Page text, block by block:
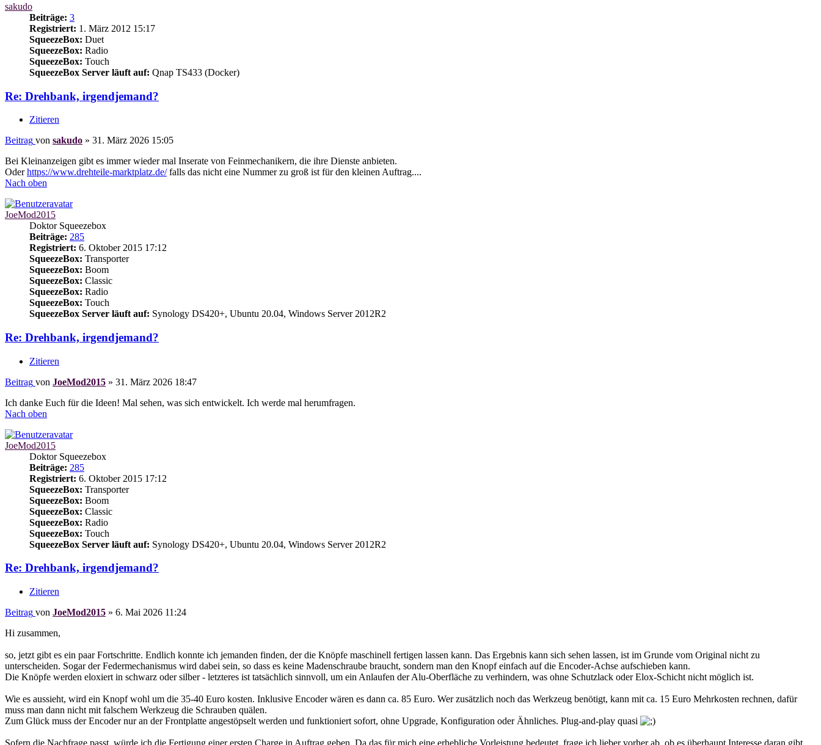
sakudo
Beiträge: 3
Registriert: 1. März 2012 15:17
SqueezeBox: Duet
SqueezeBox: Radio
SqueezeBox: Touch
SqueezeBox Server läuft auf: Qnap TS433 (Docker)
Re: Drehbank, irgendjemand?
Zitieren
Beitrag von sakudo » 31. März 2026 15:05
Bei Kleinanzeigen gibt es immer wieder mal Inserate von Feinmechanikern, die ihre Dienste anbieten.
Oderhttps://www.drehteile-marktplatz.de/falls das nicht eine Nummer zu groß ist für den kleinen Auftrag....
Nach oben
JoeMod2015
Doktor Squeezebox
Beiträge: 285
Registriert: 6. Oktober 2015 17:12
SqueezeBox: Transporter
SqueezeBox: Boom
SqueezeBox: Classic
SqueezeBox: Radio
SqueezeBox: Touch
SqueezeBox Server läuft auf: Synology DS420+, Ubuntu 20.04, Windows Server 2012R2
Re: Drehbank, irgendjemand?
Zitieren
Beitrag von JoeMod2015 » 31. März 2026 18:47
Ich danke Euch für die Ideen! Mal sehen, was sich entwickelt. Ich werde mal herumfragen.
Nach oben
JoeMod2015
Doktor Squeezebox
Beiträge: 285
Registriert: 6. Oktober 2015 17:12
SqueezeBox: Transporter
SqueezeBox: Boom
SqueezeBox: Classic
SqueezeBox: Radio
SqueezeBox: Touch
SqueezeBox Server läuft auf: Synology DS420+, Ubuntu 20.04, Windows Server 2012R2
Re: Drehbank, irgendjemand?
Zitieren
Beitrag von JoeMod2015 » 6. Mai 2026 11:24
Hi zusammen,
so, jetzt gibt es ein paar Fortschritte. Endlich konnte ich jemanden finden, der die Knöpfe maschinell fertigen lassen kann. Das Ergebnis kann sich sehen lassen, ist im Grunde vom Original nicht zu
unterscheiden. Sogar der Federmechanismus wird dabei sein, so dass es keine Madenschraube braucht, sondern man den Knopf einfach auf die Encoder-Achse aufschieben kann.
Die Knöpfe werden eloxiert in schwarz oder silber - letzteres ist tatsächlich sinnvoll, um ein Anlaufen der Alu-Oberfläche zu verhindern, was ohne Schutzlack oder Elox-Schicht nicht möglich ist.
Wie es aussieht, wird ein Knopf wohl um die 35-40 Euro kosten. Inklusive Encoder wären es dann ca. 85 Euro. Wer zusätzlich noch das Werkzeug benötigt, kann mit ca. 15 Euro Mehrkosten rechnen, dafür
muss man dann nicht mit falschem Werkzeug die Schrauben quälen.
Zum Glück muss der Encoder nur an der Frontplatte angestöpselt werden und funktioniert sofort, ohne Upgrade, Konfiguration oder Ähnliches. Plug-and-play quasi